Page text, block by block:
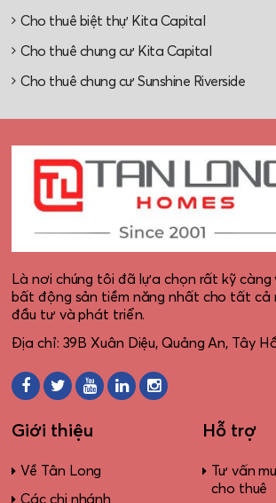
Cho thuê biệt thự Kita Capital
Cho thuê chung cư Kita Capital
Cho thuê chung cư Sunshine Riverside
Là nơi chúng tôi đã lựa chọn rất kỹ càng
bất động sản tiềm năng nhất cho tất cả
đầu tư và phát triển.
Địa chỉ: 39B Xuân Diệu, Quảng An, Tây
Giới thiệu
Về Tân Long
Các chi nhánh
Hỗ trợ
Tư vấn
cho thuê